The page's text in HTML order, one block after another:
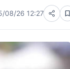
08/26 12:27